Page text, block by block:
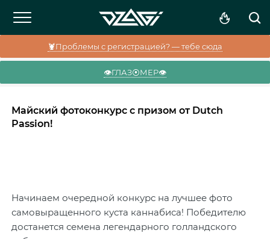
🦞Проблемы с регистрацией? — тебе сюда
👁️ГЛАЗ⦿МЕР👁️
Майский фотоконкурс с призом от Dutch
Passion!
Начинаем очередной конкурс на лучшее фото
самовыращенного куста каннабиса! Победителю
достанется семена легендарного голландского